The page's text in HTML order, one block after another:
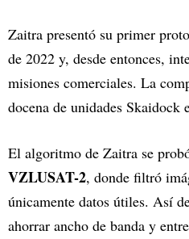
Zaitra presentó su primer
de 2022 y, desde entonces,
misiones comerciales. La
docena de unidades Skaidock
El algoritmo de Zaitra se
VZLUSAT-2, donde filtró
únicamente datos útiles. Así
ahorrar ancho de banda y